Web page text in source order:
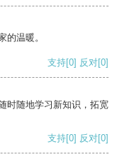
的温暖。
支持[0] 反对[0]
时随地学习新知识，拓宽
支持[0] 反对[0]